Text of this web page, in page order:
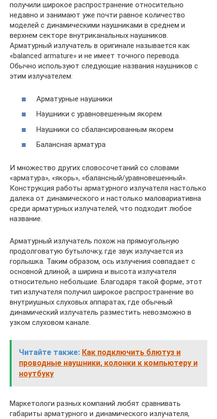
получили широкое распространение относительно
недавно и занимают уже почти равное количество
моделей с динамическими наушниками в среднем и
верхнем секторе внутриканальных наушников.
Арматурный излучатель в оригинале называется как
«balanced armature» и не имеет точного перевода.
Обычно используют следующие названия наушников с
этим излучателем:
Арматурные наушники
Наушники с уравновешенным якорем
Наушники со сбалансированным якорем
Балансная арматура
И множество других словосочетаний со словами
«арматура», «якорь», «балансный/уравновешенный».
Конструкция работы арматурного излучателя настолько
далека от динамического и настолько маловариативна
среди арматурных излучателей, что подходит любое
название.
Арматурный излучатель похож на прямоугольную
продолговатую бутылочку, где звук излучается из
горлышка. Таким образом, ось излучения совпадает с
основной длиной, а ширина и высота излучателя
относительно небольшие. Благодаря такой форме, этот
тип излучателя получил широкое распространение во
внутриушных слуховых аппаратах, где обычный
динамический излучатель разместить невозможно в
узком слуховом канале.
Читайте также: Как подключить блютуз и
проводные наушники, колонки к компьютеру и
ноутбуку
Маркетологи разных компаний любят сравнивать
габариты арматурного и динамического излучателя,